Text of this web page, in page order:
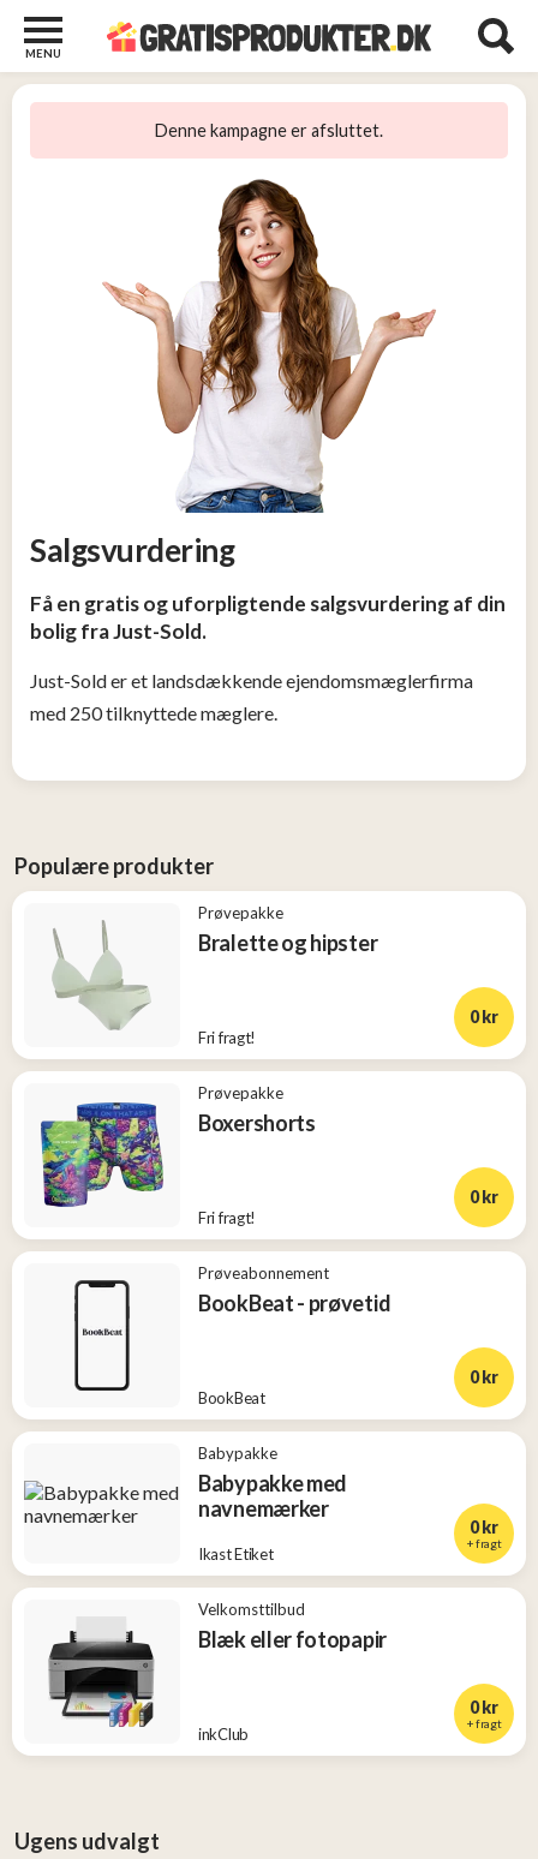
MENU
Denne kampagne er afsluttet.
Salgsvurdering
Få en gratis og uforpligtende salgsvurdering af din
bolig fra Just-Sold.
Just-Sold er et landsdækkende ejendomsmæglerfirma
med 250 tilknyttede mæglere.
Populære produkter
Prøvepakke
Bralette og hipster
Fri fragt!
0 kr
Prøvepakke
Boxershorts
Fri fragt!
0 kr
Prøveabonnement
BookBeat - prøvetid
BookBeat
0 kr
Babypakke
Babypakke med
navnemærker
Ikast Etiket
0 kr
+ fragt
Velkomsttilbud
Blæk eller fotopapir
inkClub
0 kr
+ fragt
Ugens udvalgt
Børn
Underholdning
Undertøj
og
2
Konkurrencer
produkter